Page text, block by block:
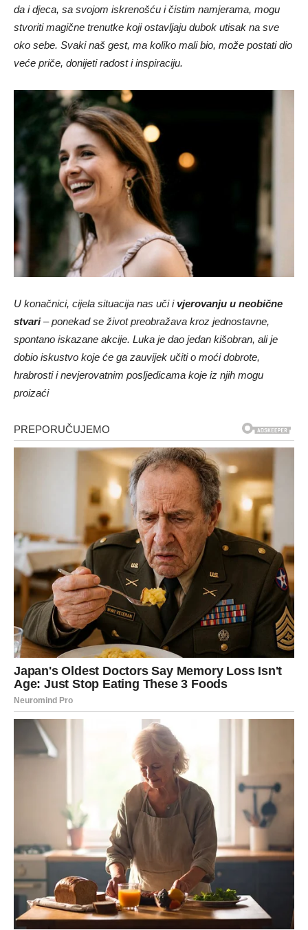
da i djeca, sa svojom iskrenošću i čistim namjerama, mogu
stvoriti magične trenutke koji ostavljaju dubok utisak na sve
oko sebe. Svaki naš gest, ma koliko mali bio, može postati dio
veće priče, donijeti radost i inspiraciju.
U konačnici, cijela situacija nas uči ivjerovanju u neobične
stvari– ponekad se život preobražava kroz jednostavne,
spontano iskazane akcije. Luka je dao jedan kišobran, ali je
dobio iskustvo koje će ga zauvijek učiti o moći dobrote,
hrabrosti i nevjerovatnim posljedicama koje iz njih mogu
proizaći